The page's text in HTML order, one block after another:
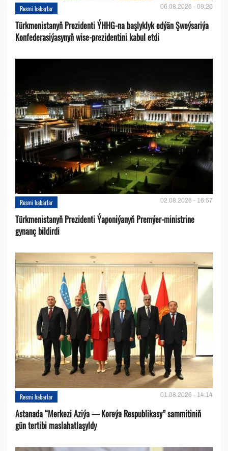
Resmi habarlar 06.08.2026 - 09:26
Türkmenistanyň Prezidenti ÝHHG-na başlyklyk edýän Şweýsariýa
Konfederasiýasynyň wise-prezidentini kabul etdi
Resmi habarlar 02.08.2026 - 16:57
Türkmenistanyň Prezidenti Ýaponiýanyň Premýer-ministrine
gynanç bildirdi
Resmi habarlar 01.08.2026 - 14:14
Astanada “Merkezi Aziýa — Koreýa Respublikasy” sammitiniň
gün tertibi maslahatlaşyldy